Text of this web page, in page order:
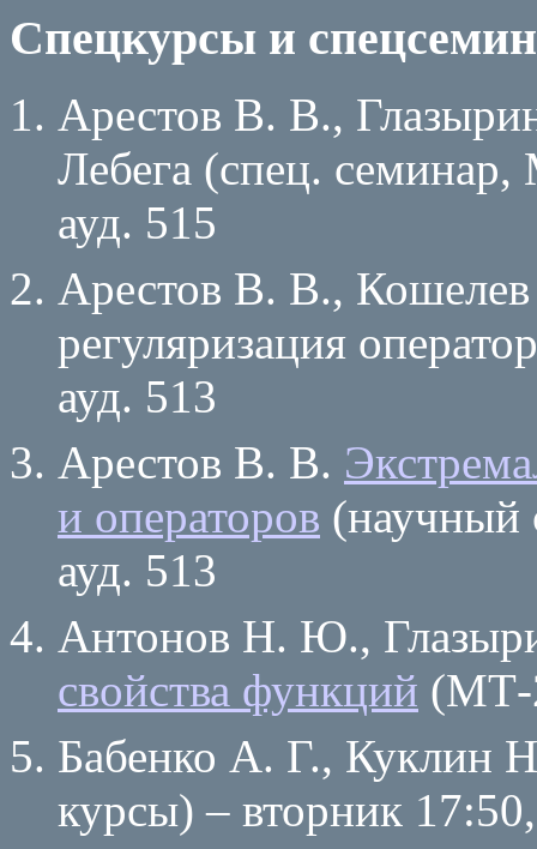
Спецкурсы и
Арестов В. В.,
Лебега (спец.
ауд. 515
Арестов В. В.,
регуляризация
ауд. 513
Арестов В. В.
и операторов (научный
ауд. 513
Антонов Н. Ю.,
свойства функций (МТ-
Бабенко А. Г., Куклин
курсы) – вторник